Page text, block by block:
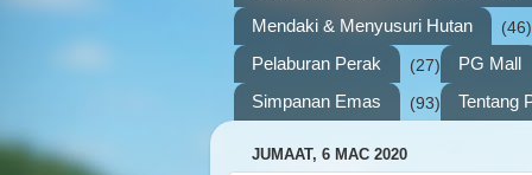
Mendaki & Menyusuri Hutan
(46)
Pelaburan Perak (27)
PG Mall
Simpanan Emas
(93) Tentang
JUMAAT, 6 MAC 2020